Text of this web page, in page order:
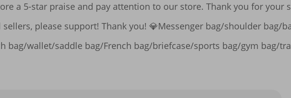
a 5-star praise and pay attention to our store. Thank you for your
please support! Thank you! 💎Messenger bag/shoulder bag/
bag/wallet/saddle bag/French bag/briefcase/sports bag/gym bag/